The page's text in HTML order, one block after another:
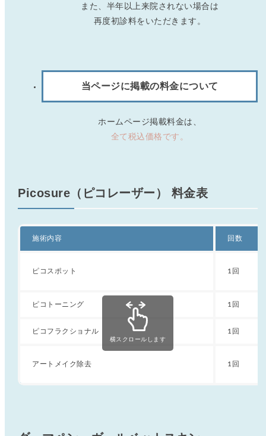
また、半年以上来院されない場合は
再度初診料をいただきます。
当ページに掲載の料金について
ホームページ掲載料金は、
全て税込価格です。
Picosure（ピコレーザー） 料金表
施術内容 回数
ピコスポット 1回
ピコトーニング 1回
ピコフラクショナル 1回
アートメイク除去 1回
横スクロールします